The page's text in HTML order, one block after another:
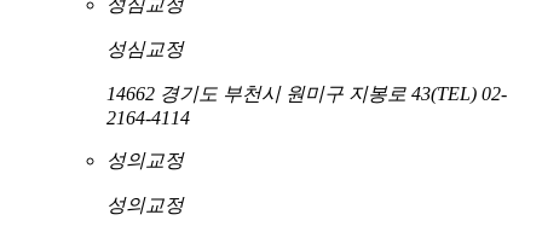
성심교정
14662 경기도 부천시 원미구 지봉로 43(TEL) 02-
2164-4114
성의교정
성의교정